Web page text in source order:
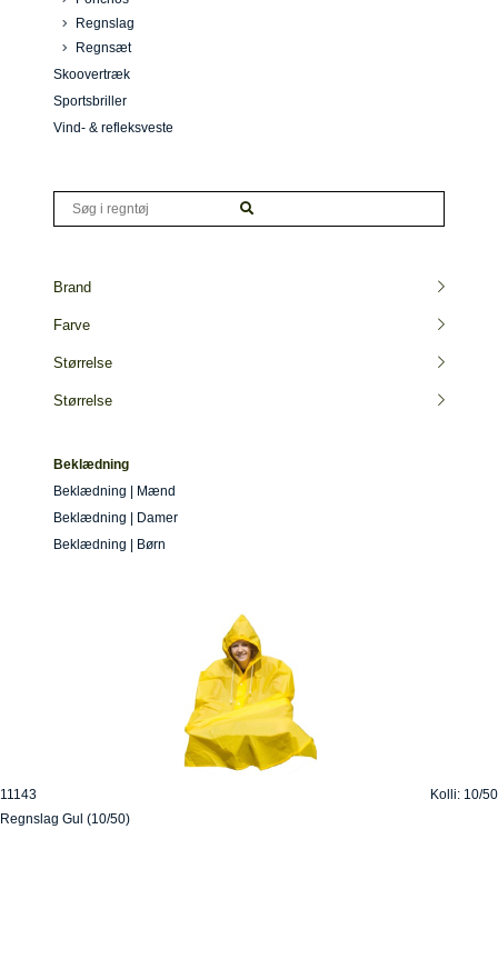
Regnslag
Regnsæt
Skoovertræk
Sportsbriller
Vind- & refleksveste
Brand
Farve
Størrelse
Størrelse
Beklædning
Beklædning | Mænd
Beklædning | Damer
Beklædning | Børn
11143
Kolli: 10/50
Regnslag Gul (10/50)